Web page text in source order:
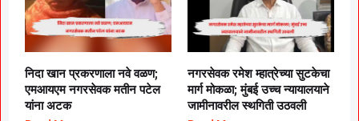
निदा खान प्रकरणाला नवे वळण;
एमआयएम नगरसेवक मतीन पटेल
यांना अटक
नगरसेवक रमेश म्हात्रेच्या सुटकेचा
मार्ग मोकळा; मुंबई उच्च न्यायालयाने
जामीनावरील स्थगिती उठवली